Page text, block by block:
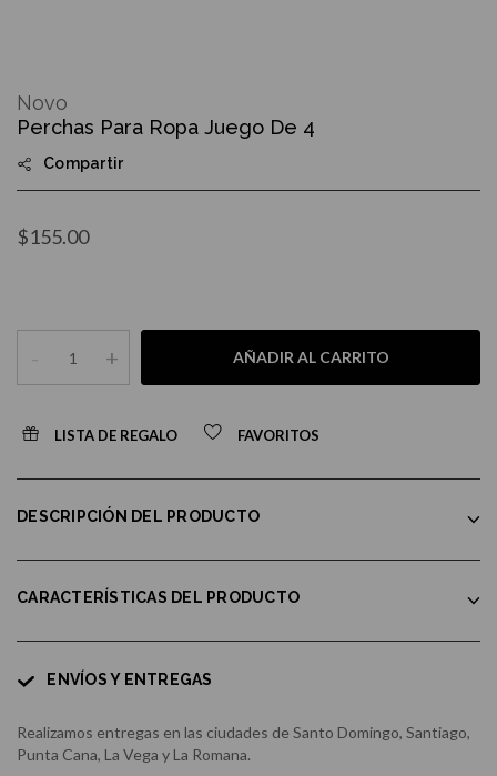
the
beginning
the
images
Perchas Para Ropa Juego De 4
Compartir
$155.00
- + AÑADIR AL CARRITO
LISTA DE REGALO FAVORITOS
Novo
DESCRIPCIÓN DEL PRODUCTO
CARACTERÍSTICAS DEL PRODUCTO
ENVÍOS Y ENTREGAS
Realizamos entregas en las ciudades de Santo Domingo, Santiago,
Punta Cana, La Vega y La Romana.